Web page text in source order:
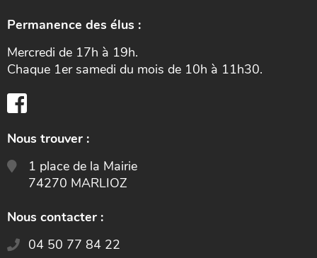
Permanence des élus :
Mercredi de 17h à 19h.
Chaque 1er samedi du mois de 10h à 11h30.
Nous trouver :
1 place de la Mairie
74270 MARLIOZ
Nous contacter :
04 50 77 84 22